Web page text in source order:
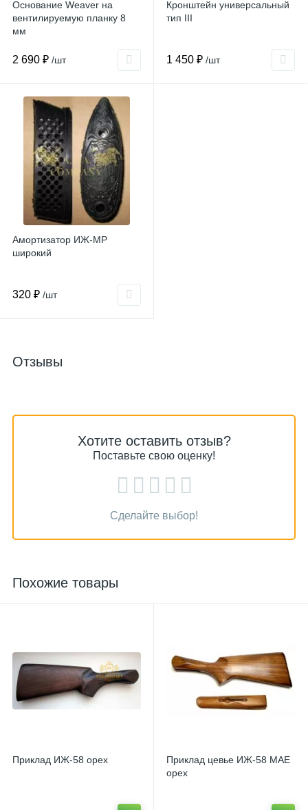
Основание Weaver на
вентилируемую планку 8
мм
2 690 ₽ /шт
Кронштейн универсальный
тип III
1 450 ₽ /шт
Амортизатор ИЖ-МР
широкий
320 ₽ /шт
Отзывы
Хотите оставить отзыв?
Поставьте свою оценку!
Сделайте выбор!
Похожие товары
Приклад ИЖ-58 орех
Приклад цевье ИЖ-58 МАЕ
орех